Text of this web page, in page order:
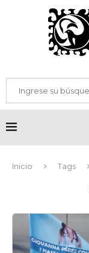
Inicio Tags